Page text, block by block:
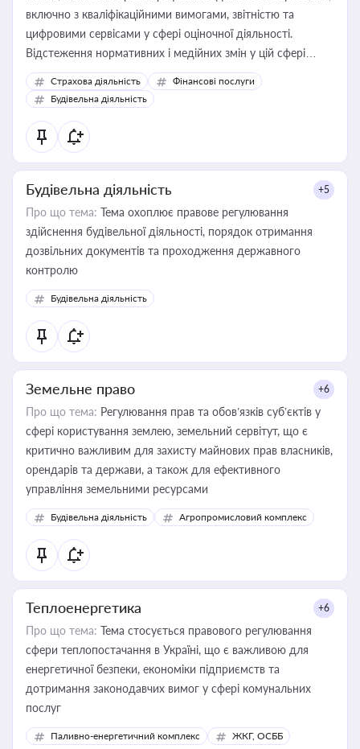
включно з кваліфікаційними вимогами, звітністю та
цифровими сервісами у сфері оціночної діяльності.
Відстеження нормативних і медійних змін у цій сфері
корисне для власника бізнесу, керівника, юриста або
бухгалтера під час оподаткування, приватизації, оренди
державного майна, корпоративних угод і перевірки
статусу суб'єктів оціночної діяльності
Страхова діяльність
Фінансові послуги
Будівельна діяльність
Будівельна діяльність +5
Про що тема: Тема охоплює правове регулювання
здійснення будівельної діяльності, порядок отримання
дозвільних документів та проходження державного
контролю
Будівельна діяльність
Земельне право +6
Про що тема: Регулювання прав та обов’язків суб’єктів у
сфері користування землею, земельний сервітут, що є
критично важливим для захисту майнових прав власників,
орендарів та держави, а також для ефективного
управління земельними ресурсами
Будівельна діяльність Агропромисловий комплекс
Теплоенергетика +6
Про що тема: Тема стосується правового регулювання
сфери теплопостачання в Україні, що є важливою для
енергетичної безпеки, економіки підприємств та
дотримання законодавчих вимог у сфері комунальних
послуг
Паливно-енергетичний комплекс ЖКГ, ОСББ